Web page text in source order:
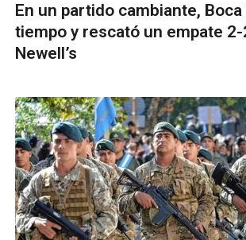
En un partido cambiante,
tiempo y rescató un empate
Newell’s